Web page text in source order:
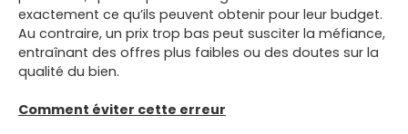
exactement ce qu’ils peuvent obtenir pour leur budget.
Au contraire, un prix trop bas peut susciter la méfiance,
entraînant des offres plus faibles ou des doutes sur la
qualité du bien.
Comment éviter cette erreur